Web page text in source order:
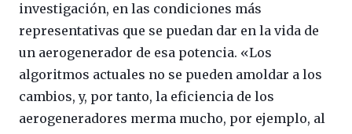
investigación, en las condiciones más
representativas que se puedan dar en la vida de
un aerogenerador de esa potencia. «Los
algoritmos actuales no se pueden amoldar a los
cambios, y, por tanto, la eficiencia de los
aerogeneradores merma mucho, por ejemplo, al